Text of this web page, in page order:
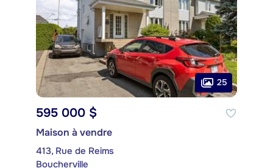
25
595 000 $
Maison à vendre
413, Rue de Reims
Boucherville